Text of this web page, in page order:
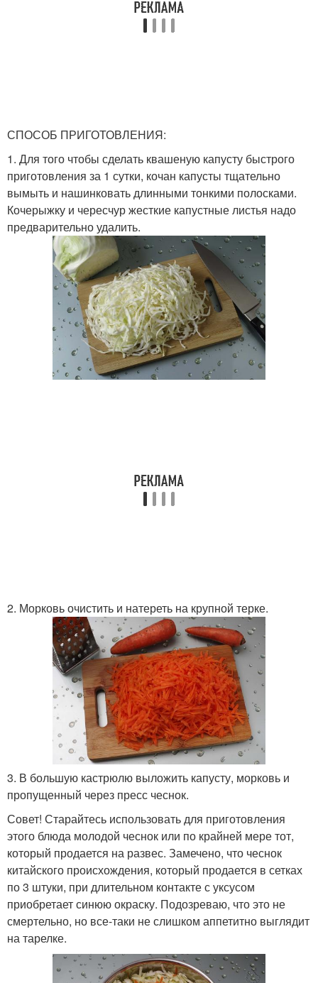
СПОСОБ ПРИГОТОВЛЕНИЯ:
1. Для того чтобы сделать квашеную капусту быстрого
приготовления за 1 сутки, кочан капусты тщательно
вымыть и нашинковать длинными тонкими полосками.
Кочерыжку и чересчур жесткие капустные листья надо
предварительно удалить.
2. Морковь очистить и натереть на крупной терке.
3. В большую кастрюлю выложить капусту, морковь и
пропущенный через пресс чеснок.
Совет! Старайтесь использовать для приготовления
этого блюда молодой чеснок или по крайней мере тот,
который продается на развес. Замечено, что чеснок
китайского происхождения, который продается в сетках
по 3 штуки, при длительном контакте с уксусом
приобретает синюю окраску. Подозреваю, что это не
смертельно, но все-таки не слишком аппетитно выглядит
на тарелке.